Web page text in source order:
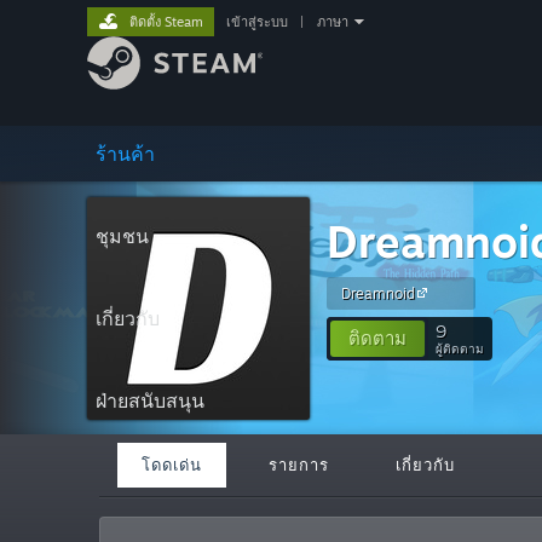
ร้านค้า
ชุมชน
เกี่ยวกับ
ฝ่ายสนับสนุน
ติดตั้ง Steam เข้าสู่ระบบ ภาษา
Dreamnoid
ติดตาม 9
ผู้ติดตาม
โดดเด่น รายการ เกี่ยวกับ